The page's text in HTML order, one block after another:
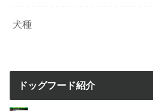
犬種
ドッグフード紹介